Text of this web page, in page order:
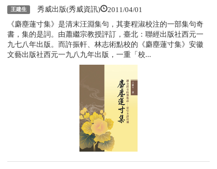
王建生 秀威出版(秀威資訊) 2011/04/01
《麝塵蓮寸集》是清末汪淵集句，其妻程淑校注的一部集句奇
書，集的是詞。由蕭繼宗教授評訂，臺北：聯經出版社西元一
九七八年出版。而許振軒、林志術點校的《麝塵蓮寸集》安徽
文藝出版社西元一九八九年出版，一重「校...